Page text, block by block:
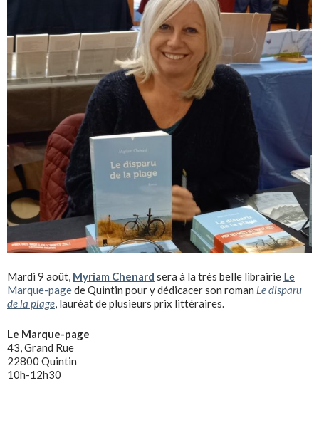
Mardi 9 août, Myriam Chenard sera à la très belle librairie Le
Marque-pagede Quintin pour y dédicacer son roman Le disparu
de la plage, lauréat de plusieurs prix littéraires.
Le Marque-page
43, Grand Rue
22800 Quintin
10h-12h30